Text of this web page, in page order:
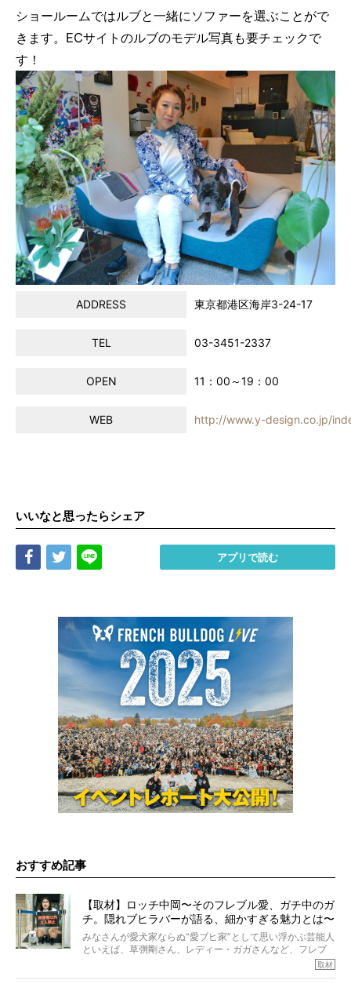
ショールームではルブと一緒にソファーを選ぶことがで
きます。ECサイトのルブのモデル写真も要チェックで
す！
ADDRESS 東京都港区海岸3-24-17
TEL 03-3451-2337
OPEN 11：00～19：00
WEB http://www.y-design.co.jp/
いいなと思ったらシェア
Share Tweet アプリで読む
おすすめ記事
【取材】ロッチ中岡〜そのフレブル愛、ガチ中のガ
チ。隠れブヒラバーが語る、細かすぎる魅力とは〜
【前編】
みなさんが愛犬家ならぬ“愛ブヒ家”として思い浮かぶ芸能人
といえば、草彅剛さん、レディー・ガガさんなど、フレブ
ルを飼っている方が多いと思います。が、ロッチ中岡さん取材